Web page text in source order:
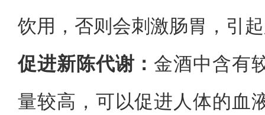
饮用，否则会刺激肠胃，引
促进新陈代谢：金酒中含有
量较高，可以促进人体的血